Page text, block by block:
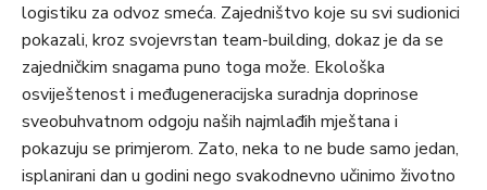
logistiku za odvoz smeća. Zajedništvo koje su svi sudionici
pokazali, kroz svojevrstan team-building, dokaz je da se
zajedničkim snagama puno toga može. Ekološka
osviještenost i međugeneracijska suradnja doprinose
sveobuhvatnom odgoju naših najmlađih mještana i
pokazuju se primjerom. Zato, neka to ne bude samo jedan,
isplanirani dan u godini nego svakodnevno učinimo životno